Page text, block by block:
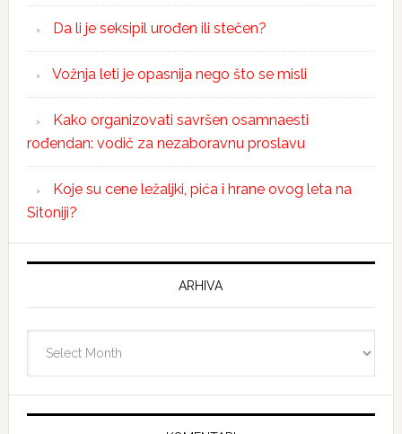
Da li je seksipil urođen ili stečen?
Vožnja leti je opasnija nego što se misli
Kako organizovati savršen osamnaesti
rođendan: vodič za nezaboravnu proslavu
Koje su cene ležaljki, pića i hrane ovog leta na
Sitoniji?
ARHIVA